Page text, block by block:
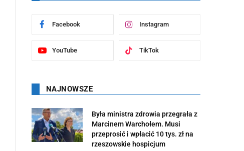
Facebook Instagram
YouTube TikTok
NAJNOWSZE
Była ministra zdrowia przegrała z
Marcinem Warchołem. Musi
przeprosić i wpłacić 10 tys. zł na
rzeszowskie hospicjum